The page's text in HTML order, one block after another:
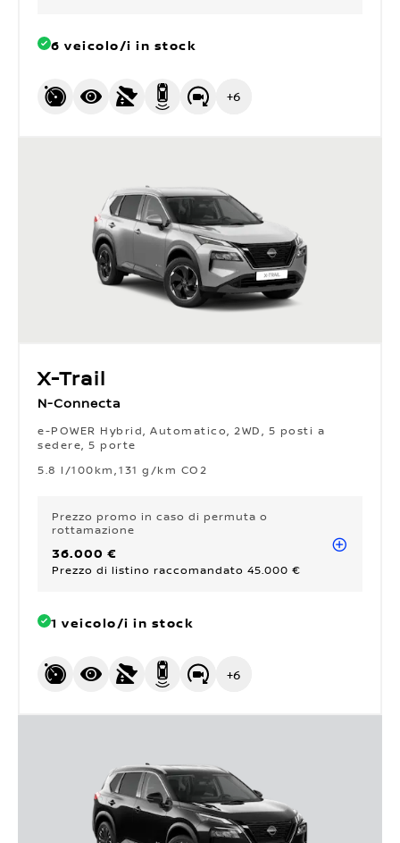
6 veicolo/i in stock
+6
X-Trail
N-Connecta
e-POWER Hybrid, Automatico, 2WD, 5 posti a
sedere, 5 porte
5.8 l/100km 131 g/km CO2
Prezzo promo in caso di permuta o
rottamazione
36.000 €
Prezzo di listino raccomandato 45.000 €
1 veicolo/i in stock
+6